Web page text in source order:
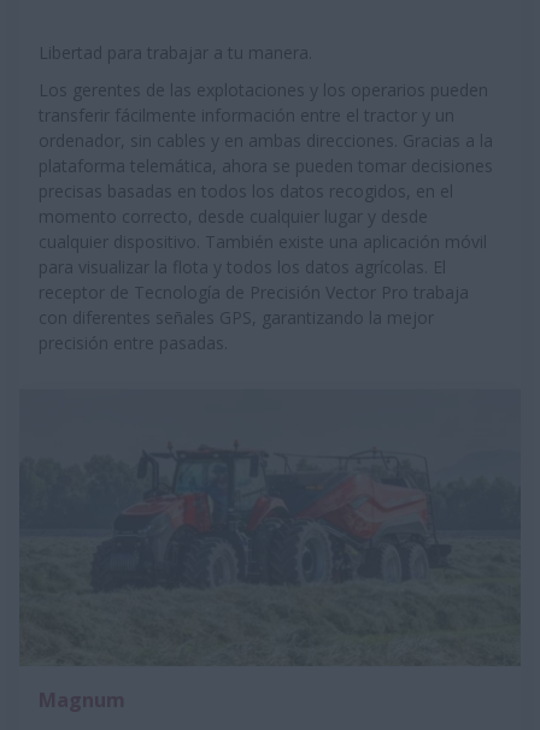
Libertad para trabajar a tu manera.
Los gerentes de las explotaciones y los operarios pueden
transferir fácilmente información entre el tractor y un
ordenador, sin cables y en ambas direcciones. Gracias a la
plataforma telemática, ahora se pueden tomar decisiones
precisas basadas en todos los datos recogidos, en el
momento correcto, desde cualquier lugar y desde
cualquier dispositivo. También existe una aplicación móvil
para visualizar la flota y todos los datos agrícolas. El
receptor de Tecnología de Precisión Vector Pro trabaja
con diferentes señales GPS, garantizando la mejor
precisión entre pasadas.